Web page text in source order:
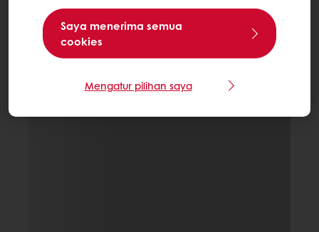
Saya menerima semua
cookies
Mengatur pilihan saya